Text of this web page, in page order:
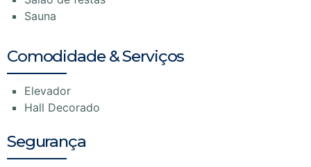
Sauna
Comodidade & Serviços
Elevador
Hall Decorado
Segurança